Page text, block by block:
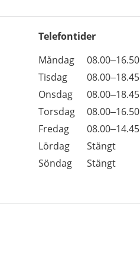
Telefontider
Dag
Öppettider
Kommentarer
Måndag
08.00–16.50
Tisdag
08.00–18.45
Onsdag
08.00–18.45
Torsdag
08.00–16.50
Fredag
08.00–14.45
Lördag
Stängt
Söndag
Stängt